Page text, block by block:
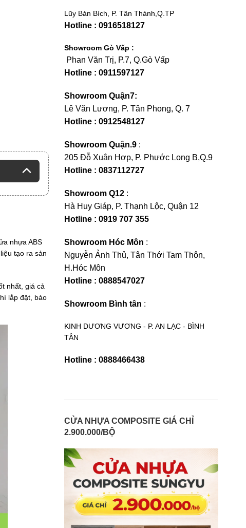
nhựa ABS
tạo ra sản
nhất, giá cả
lắp đặt, bảo
Lũy Bán Bích, P. Tân Thành,Q.TP
Hotline : 0916518127
Showroom Gò Vấp :
Phan Văn Trị, P.7, Q.Gò Vấp
Hotline : 0911597127
Showroom Quận7:
Lê Văn Lương, P. Tân Phong, Q. 7
Hotline : 0912548127
Showroom Quận.9 :
205 Đỗ Xuân Hợp, P. Phước Long B,Q.9
Hotline : 0837112727
Showroom Q12 :
Hà Huy Giáp, P. Thạnh Lộc, Quận 12
Hotline : 0919 707 355
Showroom Hóc Môn :
Nguyễn Ảnh Thủ, Tân Thới Tam Thôn,
H.Hóc Môn
Hotline : 0888547027
Showroom Bình tân :
KINH DƯƠNG VƯƠNG - P. AN LẠC - BÌNH
TÂN
Hotline : 0888466438
CỬA NHỰA COMPOSITE GIÁ CHỈ
2.900.000/BỘ